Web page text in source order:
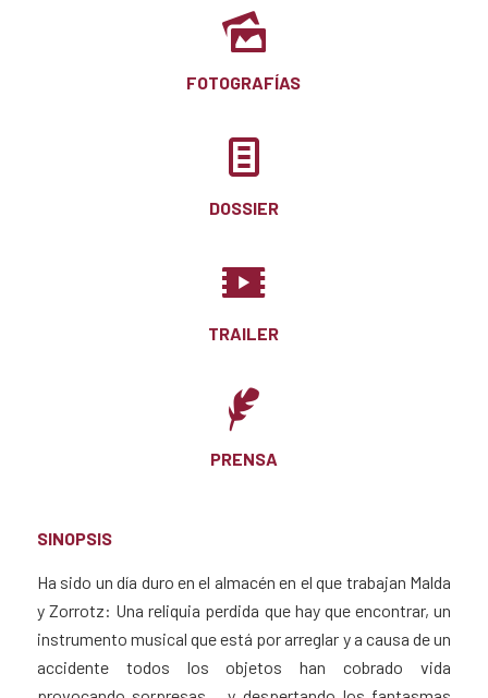
FOTOGRAFÍAS
DOSSIER
TRAILER
PRENSA
SINOPSIS
Ha sido un día duro en el almacén en el que trabajan Malda
y Zorrotz: Una reliquia perdida que hay que encontrar, un
instrumento musical que está por arreglar y a causa de un
accidente todos los objetos han cobrado vida